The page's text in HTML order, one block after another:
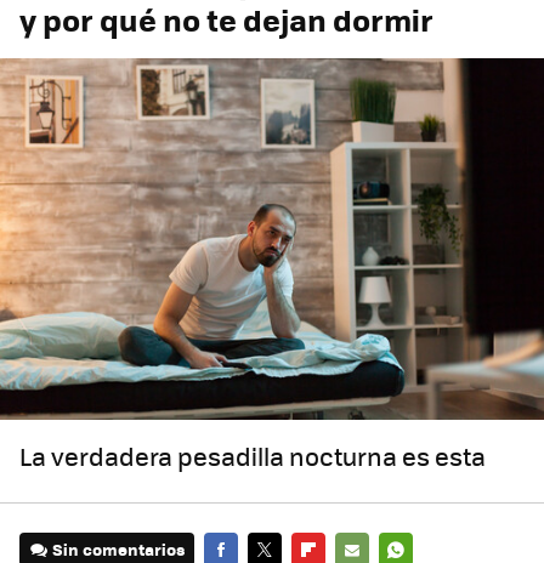
y por qué no te dejan dormir
La verdadera pesadilla nocturna es esta
Sin comentarios